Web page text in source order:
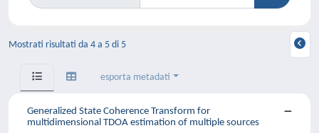
Mostrati risultati da 4 a 5 di 5
esporta metadati
Generalized State Coherence Transform for
multidimensional TDOA estimation of multiple sources